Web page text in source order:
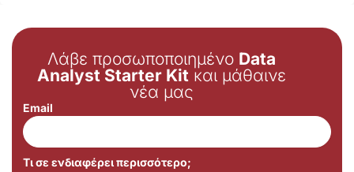
Λάβε προσωποποιημένο Data
Analyst Starter Kit και μάθαινε
νέα μας
Email
Τι σε ενδιαφέρει περισσότερο;